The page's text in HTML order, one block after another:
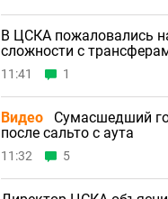
В ЦСКА пожаловались
сложности с
11:41 1
Видео
Сумасшедший
после сальто с аута
11:32 5